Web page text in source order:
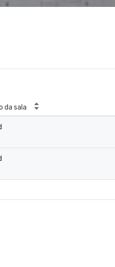
da sala